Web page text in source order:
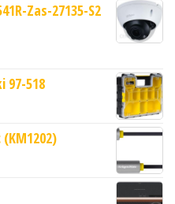
Zas-27135-S2
97-518